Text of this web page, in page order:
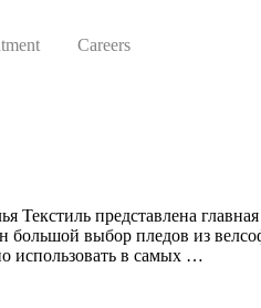
Careers
Текстиль представлена
большой выбор пледов из
использовать в самых …